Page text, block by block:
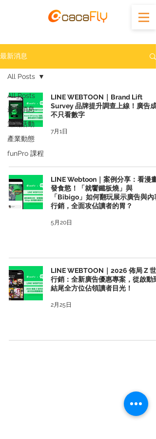
最新消息
All Posts
最新消息
近期活動
產業動態
funPro 課程
All Posts
LINE WEBTOON｜Brand Lift
Survey 品牌提升調查上線！廣告成
不只看數字
7月1日
LINE Webtoon｜案例分享：看漫畫
發食慾！「就饗鐵板燒」與
「Bibigo」如何翻玩展示廣告與內
行銷，全面攻佔讀者的胃？
5月20日
LINE WEBTOON｜2026 佈局 Z 世
行銷：全新廣告優惠專案，從啟動到
結尾全方位佔領讀者目光！
2月25日